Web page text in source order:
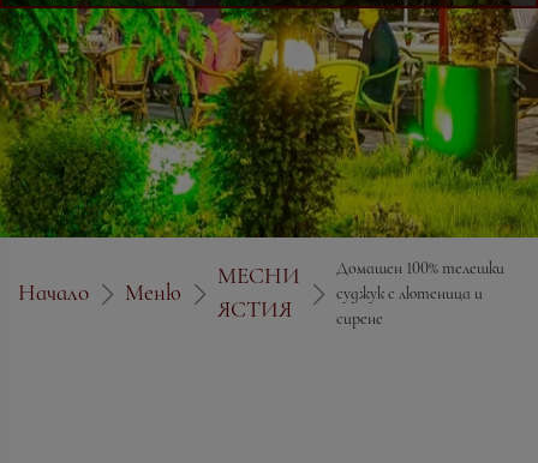
Начало Меню
МЕСНИ
ЯСТИЯ
Домашен 100% телешки
суджук с лютеница и
сирене